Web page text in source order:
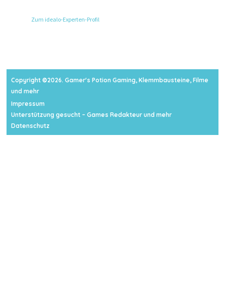
Zum idealo-Experten-Profil
Copyright ©2026. Gamer's Potion Gaming, Klemmbausteine, Filme
und mehr
Impressum
Unterstützung gesucht – Games Redakteur und mehr
Datenschutz